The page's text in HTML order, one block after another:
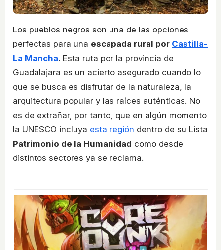
Los pueblos negros son una de las opciones
perfectas para una escapada rural por Castilla-
La Mancha. Esta ruta por la provincia de
Guadalajara es un acierto asegurado cuando lo
que se busca es disfrutar de la naturaleza, la
arquitectura popular y las raíces auténticas. No
es de extrañar, por tanto, que en algún momento
la UNESCO incluya esta región dentro de su Lista
Patrimonio de la Humanidad como desde
distintos sectores ya se reclama.